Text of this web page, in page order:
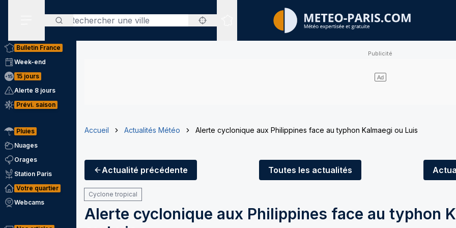
Rechercher
Sites expertisés
Bulletin France
Week-end
15 jours
Alerte 8 jours
Prévi. saison
Pluies
Nuages
Orages
Station Paris
Votre quartier
Webcams
Accueil Actualités Météo Alerte cyclonique aux Philippines face au typhon Kalmaegi ou Luis
Actualité précédente Toutes les actualités
Cyclone tropical
Alerte cyclonique aux Philippines face au typhon